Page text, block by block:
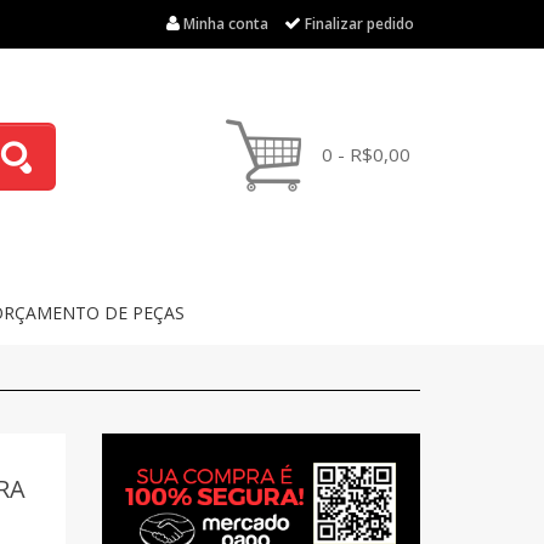
Minha conta Finalizar pedido
0 - R$0,00
DE PEÇAS